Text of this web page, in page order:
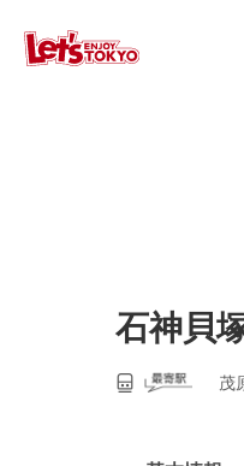
石神貝
茂